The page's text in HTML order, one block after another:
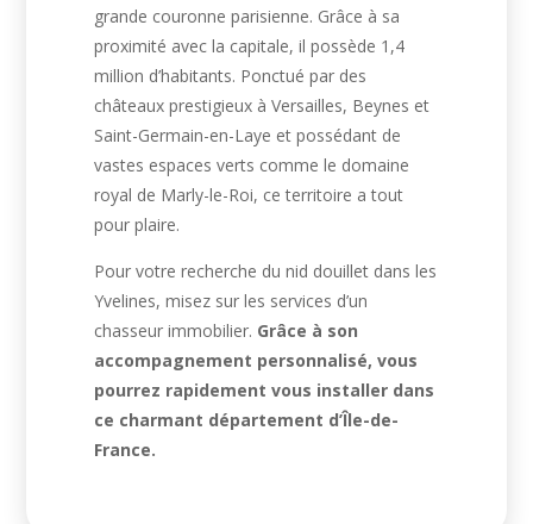
grande couronne parisienne. Grâce à sa
proximité avec la capitale, il possède 1,4
million d’habitants. Ponctué par des
châteaux prestigieux à Versailles, Beynes et
Saint-Germain-en-Laye et possédant de
vastes espaces verts comme le domaine
royal de Marly-le-Roi, ce territoire a tout
pour plaire.
Pour votre recherche du nid douillet dans les
Yvelines, misez sur les services d’un
chasseur immobilier. Grâce à son
accompagnement personnalisé, vous
pourrez rapidement vous installer dans
ce charmant département d’Île-de-
France.